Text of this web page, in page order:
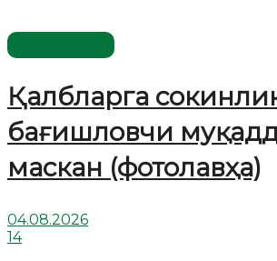
Қалбларга
бағишловчи
маскан (фотолавҳа)
04.08.2026
14